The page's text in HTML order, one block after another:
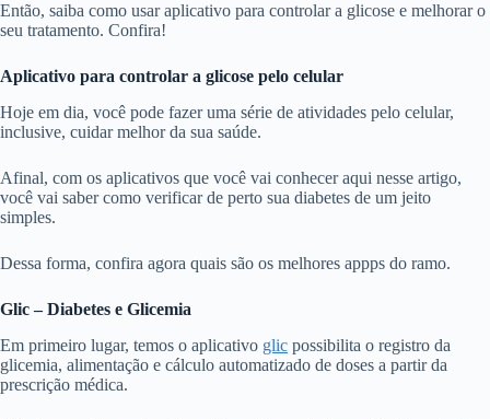
Então, saiba como usar aplicativo para controlar a glicose e melhorar o
seu tratamento. Confira!
Aplicativo para controlar a glicose pelo celular
Hoje em dia, você pode fazer uma série de atividades pelo celular,
inclusive, cuidar melhor da sua saúde.
Afinal, com os aplicativos que você vai conhecer aqui nesse artigo,
você vai saber como verificar de perto sua diabetes de um jeito
simples.
Dessa forma, confira agora quais são os melhores appps do ramo.
Glic – Diabetes e Glicemia
Em primeiro lugar, temos o aplicativo glic possibilita o registro da
glicemia, alimentação e cálculo automatizado de doses a partir da
prescrição médica.